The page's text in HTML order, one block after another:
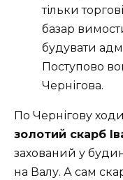
тільки
базар
будувати
Поступово
Чернігова.
По Чернігову
золотий скарб
захований у
на Валу. А сам